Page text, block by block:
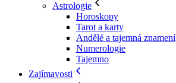
Astrologie
Horoskopy
Tarot a karty
Andělé a tajemná znamení
Numerologie
Tajemno
Zajímavosti